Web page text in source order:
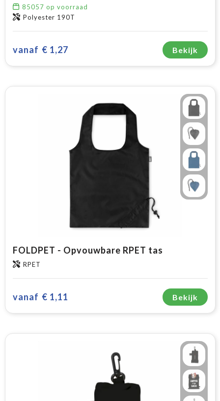
85057 op voorraad
Polyester 190T
vanaf € 1,27 Bekijk
FOLDPET - Opvouwbare RPET tas
RPET
vanaf € 1,11 Bekijk